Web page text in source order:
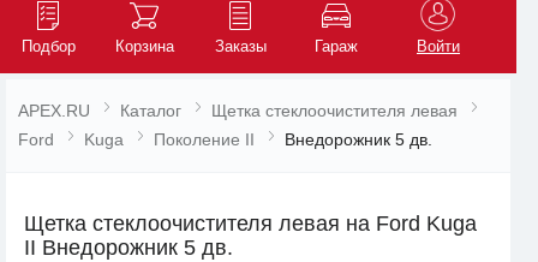
Подбор Корзина Заказы Гараж Войти
APEX.RU Каталог
Щетка стеклоочистителя левая
Ford
Kuga Поколение II Внедорожник 5 дв.
Щетка стеклоочистителя левая на Ford Kuga
II Внедорожник 5 дв.